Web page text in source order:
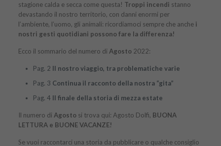
stagione calda e secca come questa! Troppi incendi stanno
devastando il nostro territorio, con danni enormi per
l’ambiente, l’uomo, gli animali: ricordiamoci sempre che anche i
nostri gesti quotidiani possono fare la differenza!
Ecco il sommario del numero di Agosto 2022:
Pag. 2 Il nostro viaggio, tra problematiche varie
Pag. 3 Continua il racconto della nostra “gita”
Pag. 4 Il finale della storia di mezza estate
Il numero di Agosto si trova qui: Agosto Dolfi, BUONA
LETTURA e BUONE VACANZE!
Se vuoi raccontarci una storia da pubblicare o qualche consiglio